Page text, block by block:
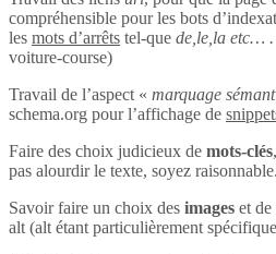
compréhensible pour les bots
les mots d’arrêts tel-que de,le,la etc… .
voiture-course)
Travail de l’aspect « marquage
schema.org pour l’affichage de
Faire des choix judicieux de mots-clés
pas alourdir le texte, soyez raisonnable.
Savoir faire un choix des images et
alt (alt étant particulièrement